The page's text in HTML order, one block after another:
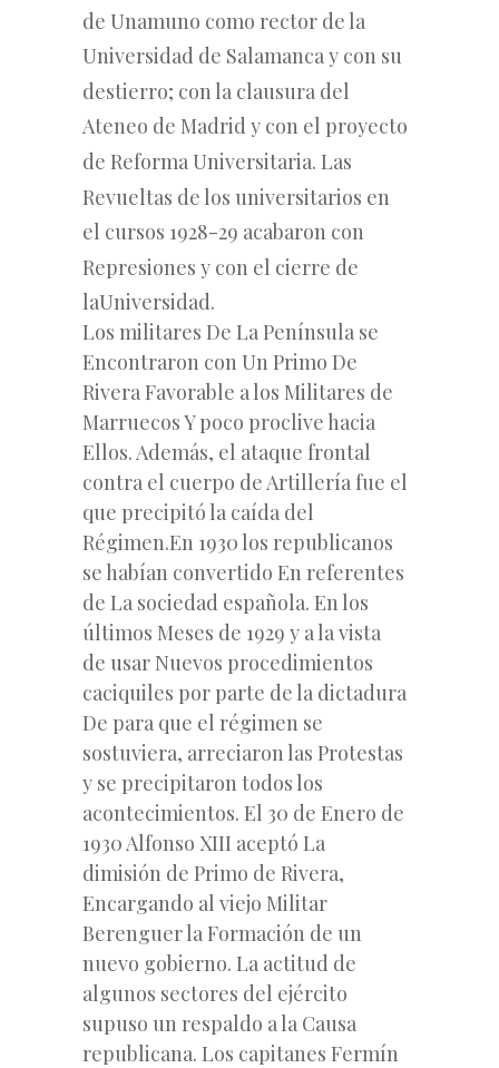
de Unamuno como rector de la
Universidad de Salamanca y con su
destierro; con la clausura del
Ateneo de Madrid y con el proyecto
de Reforma Universitaria. Las
Revueltas de los universitarios en
el cursos 1928-29 acabaron con
Represiones y con el cierre de
laUniversidad.
Los militares De La Península se
Encontraron con Un Primo De
Rivera Favorable a los Militares de
Marruecos Y poco proclive hacia
Ellos. Además, el ataque frontal
contra el cuerpo de Artillería fue el
que precipitó la caída del
Régimen.En 1930 los republicanos
se habían convertido En referentes
de La sociedad española. En los
últimos Meses de 1929 y a la vista
de usar Nuevos procedimientos
caciquiles por parte de la dictadura
De para que el régimen se
sostuviera, arreciaron las Protestas
y se precipitaron todos los
acontecimientos. El 30 de Enero de
1930 Alfonso XIII aceptó La
dimisión de Primo de Rivera,
Encargando al viejo Militar
Berenguer la Formación de un
nuevo gobierno. La actitud de
algunos sectores del ejército
supuso un respaldo a la Causa
republicana. Los capitanes Fermín